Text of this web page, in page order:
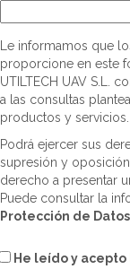
Le informamos que
proporcione en este
UTILTECH UAV S.L.
a las consultas
productos y servicios.
Podrá ejercer sus
supresión y
derecho a presentar
Puede consultar la
Protección de
He leído y acepto